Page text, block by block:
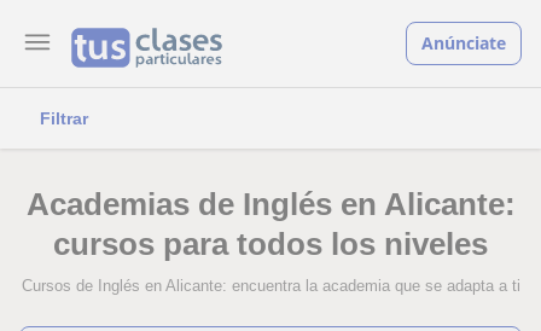
Anúnciate
Filtrar
Academias de Inglés en Alicante:
cursos para todos los niveles
Cursos de Inglés en Alicante: encuentra la academia que se adapta a ti